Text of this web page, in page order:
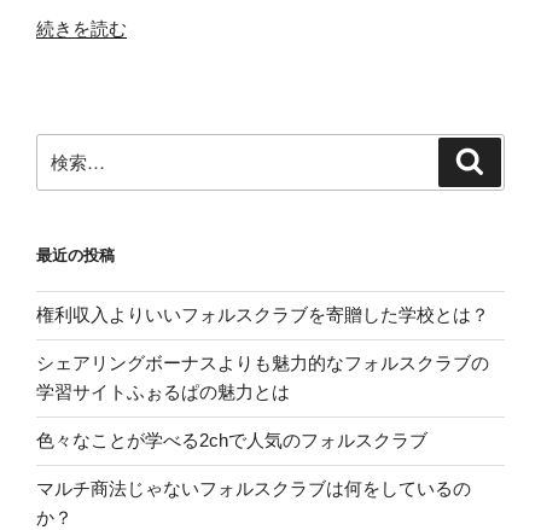
く
き
る”
の
“ネ
お
め
の
フ
ォ
ル
ス
ク
ラ
ブ
で
続きを読む
索:
最近の投稿
権利収入よりいいフォルスクラブを寄贈した学校とは？
シェアリングボーナスよりも魅力的なフォルスクラブの
学習サイトふぉるぱの魅力とは
色々なことが学べる2chで人気のフォルスクラブ
マルチ商法じゃないフォルスクラブは何をしているの
か？